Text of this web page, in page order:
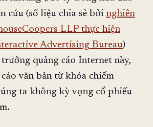
cứu (số liệu chia sẻ bởi nghiên
LLP thực hiện
Advertising Bureau)
quảng cáo Internet này,
văn bản từ khóa chiếm
ta không kỳ vọng cổ phiếu